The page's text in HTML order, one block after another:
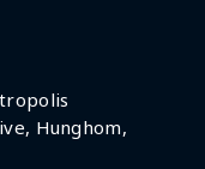
Hunghom,